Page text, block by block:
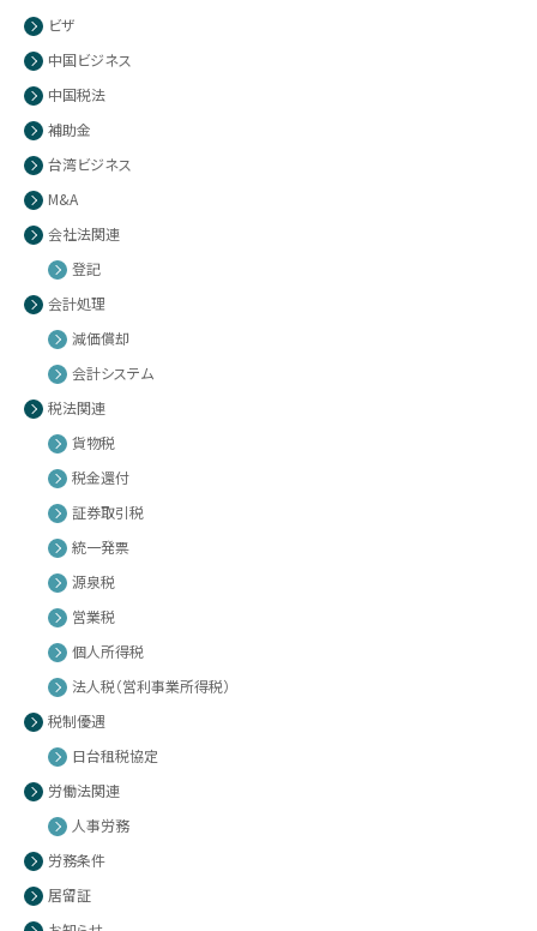
ビザ
中国ビジネス
中国税法
補助金
台湾ビジネス
M&A
会社法関連
登記
会計処理
減価償却
会計システム
税法関連
貨物税
税金還付
証券取引税
統一発票
源泉税
営業税
個人所得税
法人税（営利事業所得税）
税制優遇
日台租税協定
労働法関連
人事労務
労務条件
居留証